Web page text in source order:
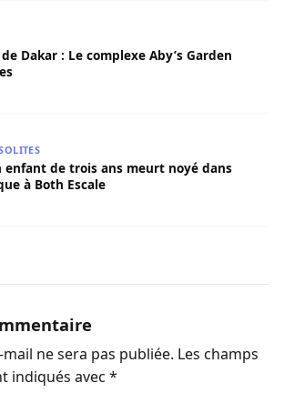
Dakar : Le complexe Aby’s Garden
enfant de trois ans meurt noyé dans
à Both Escale
ne sera pas publiée. Les champs
indiqués avec *